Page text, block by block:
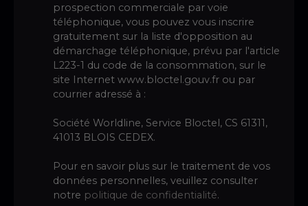
prospection commerciale par voie
téléphonique, vous pouvez vous inscrire
gratuitement sur la liste d'opposition au
démarchage téléphonique, prévu par l'article
L223-1 du code de la consommation, sur le
site Internet www.bloctel.gouv.fr ou par
courrier adressé à :
Société Worldline, Service Bloctel, CS 61311,
41013 BLOIS CEDEX.
Pour en savoir plus sur le traitement de vos
données personnelles, veuillez consulter
notre politique de confidentialité.